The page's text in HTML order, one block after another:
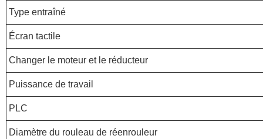
Type entraîné
Écran tactile
Changer le moteur et le réducteur
Puissance de travail
PLC
Diamètre du rouleau de réenrouleur